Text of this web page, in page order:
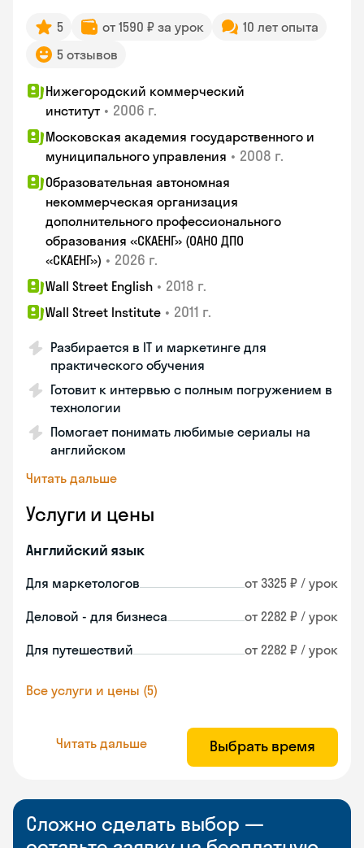
5 от 1590 ₽ за урок
10 лет опыта
5 отзывов
Нижегородский коммерческий
институт • 2006 г.
Московская академия государственного и
муниципального управления • 2008 г.
Образовательная автономная
некоммерческая организация
дополнительного профессионального
образования «СКАЕНГ» (ОАНО ДПО
«СКАЕНГ») • 2026 г.
Wall Street English • 2018 г.
Wall Street Institute • 2011 г.
Разбирается в IT и маркетинге для
практического обучения
Готовит к интервью с полным погружением в
технологии
Помогает понимать любимые сериалы на
английском
Читать дальше
Услуги и цены
Английский язык
Для маркетологов от 3325 ₽ / урок
Деловой - для бизнеса от 2282 ₽ / урок
Для путешествий от 2282 ₽ / урок
Все услуги и цены (5)
Читать дальше Выбрать время
Сложно сделать выбор —